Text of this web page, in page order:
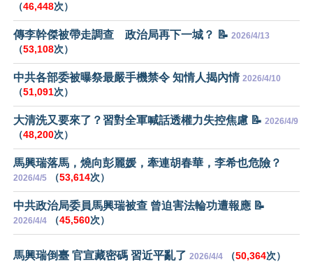
（46,448次）
傳李幹傑被帶走調查 政治局再下一城？ 📝 2026/4/13
（53,108次）
中共各部委被曝祭最嚴手機禁令 知情人揭內情 2026/4/10
（51,091次）
大清洗又要來了？習對全軍喊話透權力失控焦慮 📝 2026/4/9
（48,200次）
馬興瑞落馬，燒向彭麗媛，牽連胡春華，李希也危險？
2026/4/5 （53,614次）
中共政治局委員馬興瑞被查 曾迫害法輪功遭報應 📝
2026/4/4 （45,560次）
馬興瑞倒臺 官宣藏密碼 習近平亂了 2026/4/4 （50,364次）